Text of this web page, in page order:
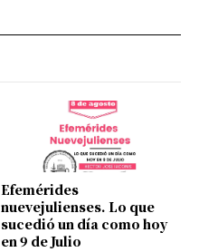
Efemérides
nuevejulienses. Lo que
sucedió un día como hoy
en 9 de Julio